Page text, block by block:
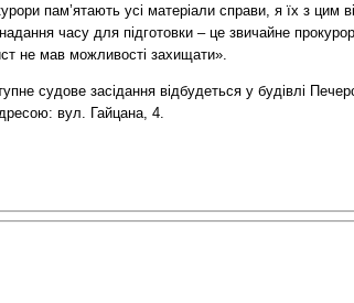
пам’ятають усі матеріали справи, я їх з цим
часу для підготовки – це звичайне
не мав можливості захищати».
судове засідання відбудеться у будівлі
вул. Гайцана, 4.